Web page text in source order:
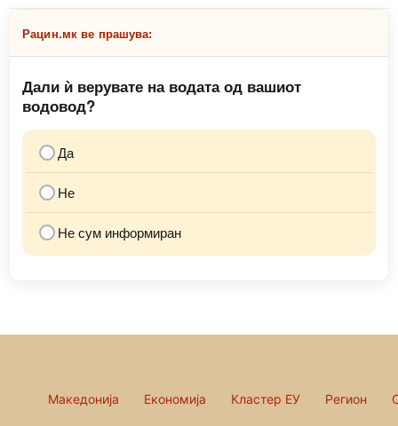
Рацин.мк ве прашува:
Дали ѝ верувате на водата од вашиот
водовод?
Да
Не
Не сум информиран
Македонија Економија Кластер ЕУ Регион